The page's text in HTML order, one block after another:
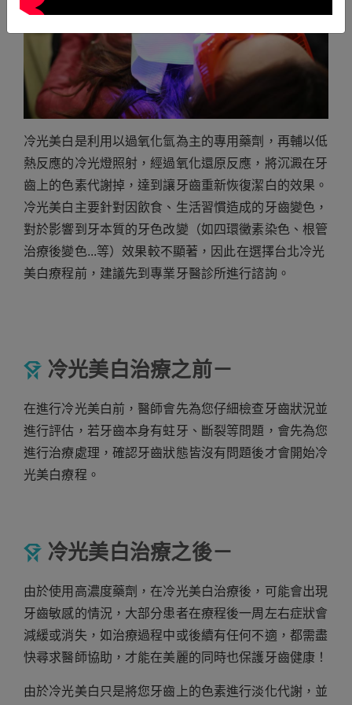
冷光美白是利用以過氧化氫為主的專用藥劑，再輔以低
熱反應的冷光燈照射，經過氧化還原反應，將沉澱在牙
齒上的色素代謝掉，達到讓牙齒重新恢復潔白的效果。
冷光美白主要針對因飲食、生活習慣造成的牙齒變色，
對於影響到牙本質的牙色改變（如四環黴素染色、根管
治療後變色...等）效果較不顯著，因此在選擇台北冷光
美白療程前，建議先到專業牙醫診所進行諮詢。
冷光美白治療之前－
在進行冷光美白前，醫師會先為您仔細檢查牙齒狀況並
進行評估，若牙齒本身有蛀牙、斷裂等問題，會先為您
進行治療處理，確認牙齒狀態皆沒有問題後才會開始冷
光美白療程。
冷光美白治療之後－
由於使用高濃度藥劑，在冷光美白治療後，可能會出現
牙齒敏感的情況，大部分患者在療程後一周左右症狀會
減緩或消失，如治療過程中或後續有任何不適，都需盡
快尋求醫師協助，才能在美麗的同時也保護牙齒健康！
由於冷光美白只是將您牙齒上的色素進行淡化代謝，並